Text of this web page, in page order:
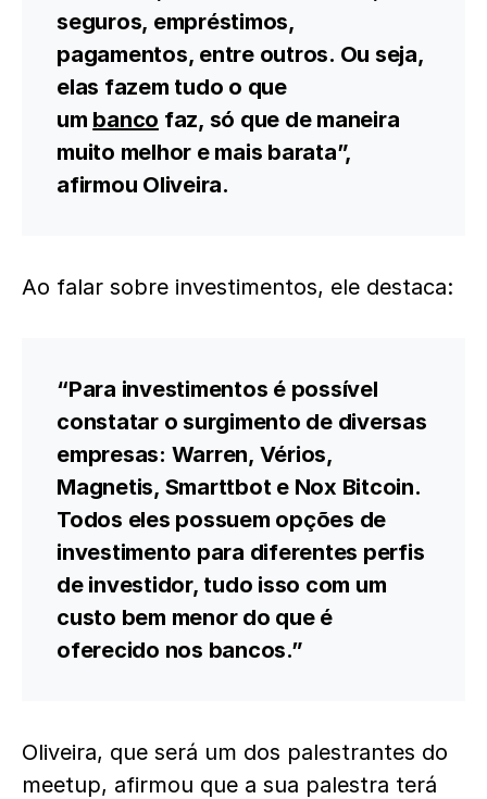
seguros, empréstimos,
pagamentos, entre outros. Ou seja,
elas fazem tudo o que
um banco faz, só que de maneira
muito melhor e mais barata”,
afirmou Oliveira.
Ao falar sobre investimentos, ele destaca:
“Para investimentos é possível
constatar o surgimento de diversas
empresas: Warren, Vérios,
Magnetis, Smarttbot e Nox Bitcoin.
Todos eles possuem opções de
investimento para diferentes perfis
de investidor, tudo isso com um
custo bem menor do que é
oferecido nos bancos.”
Oliveira, que será um dos palestrantes do
meetup, afirmou que a sua palestra terá